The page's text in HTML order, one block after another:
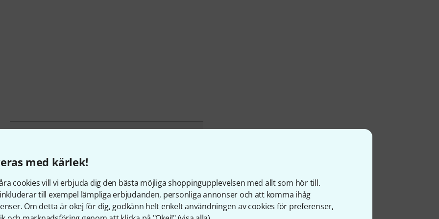
med kärlek!
cookies vill vi erbjuda dig den bästa möjliga shoppingupplevelsen med allt som hör till.
till exempel lämpliga erbjudanden, personliga annonser och att komma ihåg
Om detta är okej för dig, godkänn helt enkelt användningen av cookies för preferenser,
Bell (Material)
3d Slide Trigger Yes
Type Of Joint Ball Joints